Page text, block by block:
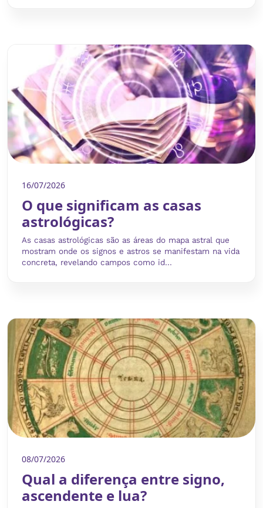
16/07/2026
O que significam as casas
astrológicas?
As casas astrológicas são as áreas do mapa astral que
mostram onde os signos e astros se manifestam na vida
concreta, revelando campos como id...
08/07/2026
Qual a diferença entre signo,
ascendente e lua?